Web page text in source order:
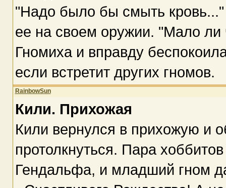
"Надо было бы смыть
ее на своем оружии. "Мало ли
Гномиха и вправду
если встретит других гномов.
RainbowSun
Кили. Прихожая
Кили вернулся в прихожую и
протолкнуться. Пара
Гендальфа, и младший гном